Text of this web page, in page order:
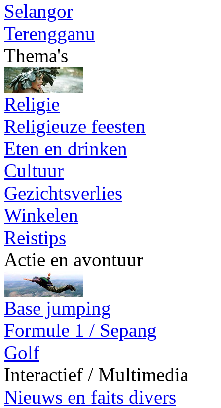
Selangor
Terengganu
Thema's
Religie
Religieuze feesten
Eten en drinken
Cultuur
Gezichtsverlies
Winkelen
Reistips
Actie en avontuur
Base jumping
Formule 1 / Sepang
Golf
Interactief / Multimedia
Nieuws en faits divers